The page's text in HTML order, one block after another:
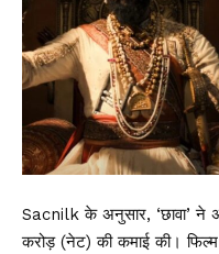
Sacnilk के अनुसार, ‘छावा’ ने
करोड़ (नेट) की कमाई की।